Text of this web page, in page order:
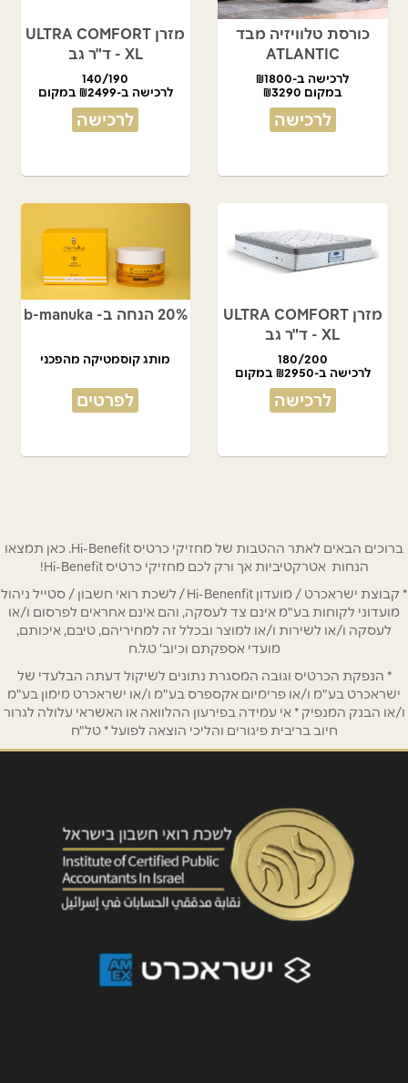
כורסת טלוויזיה מבד
ATLANTIC
לרכישה ב-₪1800
במקום ₪3290
לרכישה
מזרן ULTRA COMFORT
XL - ד"ר גב
140/190
לרכישה ב-₪2499 במקום
₪4990
לרכישה
מזרן ULTRA COMFORT
XL - ד"ר גב
180/200
לרכישה ב-₪2950 במקום
₪5900
לרכישה
20% הנחה ב- b-manuka
מותג קוסמטיקה מהפכני
לפרטים
ברוכים הבאים לאתר ההטבות של מחזיקי כרטיס Hi-Benefit. כאן תמצאו
הנחות אטרקטיביות אך ורק לכם מחזיקי כרטיס Hi-Benefit!
* קבוצת ישראכרט / מועדון Hi-Benenfit / לשכת רואי חשבון / סטייל ניהול
מועדוני לקוחות בע"מ אינם צד לעסקה, והם אינם אחראים לפרסום ו/או
לעסקה ו/או לשירות ו/או למוצר ובכלל זה למחיריהם, טיבם, איכותם,
מועדי אספקתם וכיוב' ט.ל.ח
* הנפקת הכרטיס וגובה המסגרת נתונים לשיקול דעתה הבלעדי של
ישראכרט בע"מ ו/או פרימיום אקספרס בע"מ ו/או ישראכרט מימון בע"מ
ו/או הבנק המנפיק * אי עמידה בפירעון ההלוואה או האשראי עלולה לגרור
חיוב בריבית פיגורים והליכי הוצאה לפועל * טל"ח